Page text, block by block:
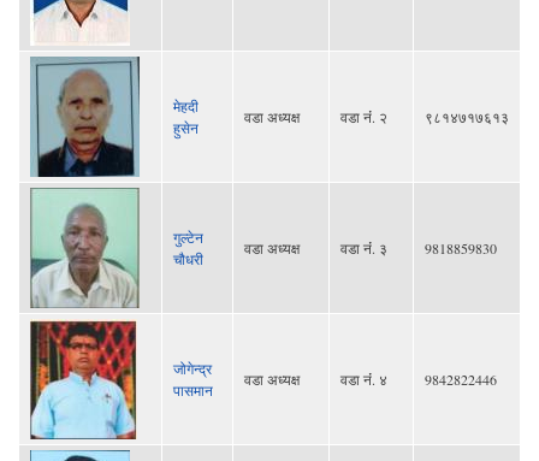
मेहदी
हुसेन
वडा अध्यक्ष वडा नंं. २ ९८१४७१७६१३
गुल्टेन
चौधरी
वडा अध्यक्ष वडा नंं. ३ 9818859830
जोगेन्द्र
पासमान
वडा अध्यक्ष वडा नंं. ४ 9842822446